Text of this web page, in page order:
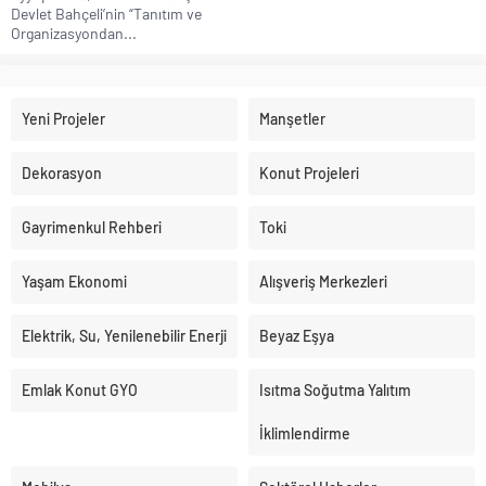
Devlet Bahçeli’nin “Tanıtım ve
Organizasyondan...
Yeni Projeler Manşetler
Dekorasyon Konut Projeleri
Gayrimenkul Rehberi Toki
Yaşam Ekonomi Alışveriş Merkezleri
Elektrik, Su, Yenilenebilir Enerji Beyaz Eşya
Emlak Konut GYO Isıtma Soğutma Yalıtım
İklimlendirme